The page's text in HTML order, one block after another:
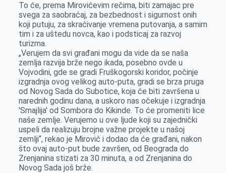
To će, prema Mirovićevim rečima, biti zamajac pre
svega za saobraćaj, za bezbednost i sigurnost onih
koji putuju, za skraćivanje vremena putovanja, a samim
tim i za uštedu novca, kao i podsticaj za razvoj
turizma.
„Verujem da svi građani mogu da vide da se naša
zemlja razvija brže nego ikada, posebno ovde u
Vojvodini, gde se gradi Fruškogorski koridor, počinje
izgradnja ovog velikog auto-puta, gradi se brza pruga
od Novog Sada do Subotice, koja će biti završena u
narednih godinu dana, a uskoro nas očekuje i izgradnja
′Smajlija′ od Sombora do Kikinde. To će promeniti lice
naše zemlje. Verujemo u ove ljude koji su zajednički
uspeli da realizuju brojne važne projekte u našoj
zemlji“, rekao je Mirović i dodao da će građani, nakon
što ovaj auto-put bude završen, od Beograda do
Zrenjanina stizati za 30 minuta, a od Zrenjanina do
Novog Sada još brže.